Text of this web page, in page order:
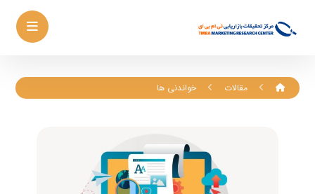
مقالات خواندنی ها